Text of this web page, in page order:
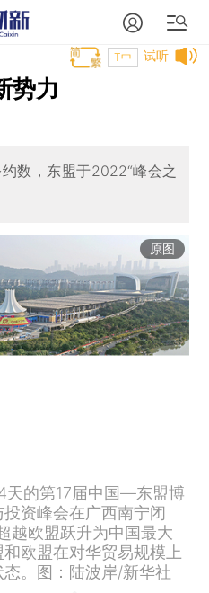
试听
T中
势力
数，东盟于2022“峰会之
原图
天的第17届中国—东盟博
资峰会在广西南宁闭
越欧盟跃升为中国最大
欧盟在对华贸易规模上
。图：陆波岸/新华社